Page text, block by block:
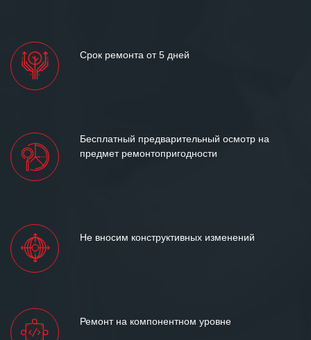
Срок ремонта от 5 дней
Бесплатный предварительный осмотр на
предмет ремонтопригодности
Не вносим конструктивных изменений
Ремонт на компонентном уровне